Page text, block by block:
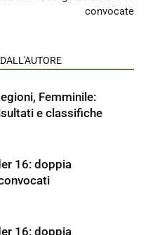
convocate
Femminile:
e classifiche
16: doppia
16: doppia